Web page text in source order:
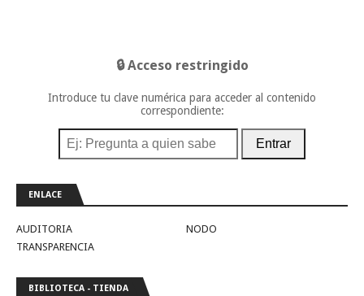
🔒 Acceso restringido
Introduce tu clave numérica para acceder al contenido
correspondiente:
Entrar
ENLACE
AUDITORIA
NODO
TRANSPARENCIA
BIBLIOTECA - TIENDA